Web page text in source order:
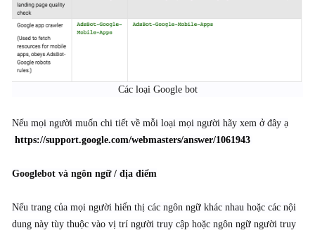
Các loại Google bot​
Nếu mọi người muốn chi tiết về mỗi loại mọi người hãy xem ở đây ạ
https://support.google.com/webmasters/answer/1061943
Googlebot và ngôn ngữ / địa điểm
Nếu trang của mọi người hiển thị các ngôn ngữ khác nhau hoặc các nội
dung này tùy thuộc vào vị trí người truy cập hoặc ngôn ngữ người truy